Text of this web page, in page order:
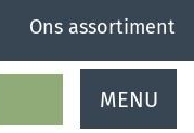
Ons assortiment
MENU